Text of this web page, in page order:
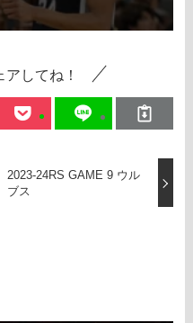
アしてね！
2023-24RS GAME 9 ウル
ブス